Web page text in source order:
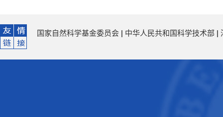
国家自然科学基金委员会 | 中华人民共和国科学技术部 |